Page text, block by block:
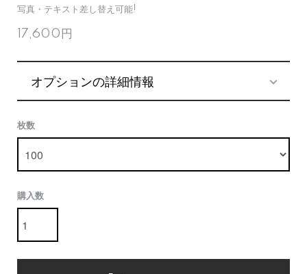
写真・テキスト差し替え可能!
17,600円
オプションの詳細情報
枚数
購入数